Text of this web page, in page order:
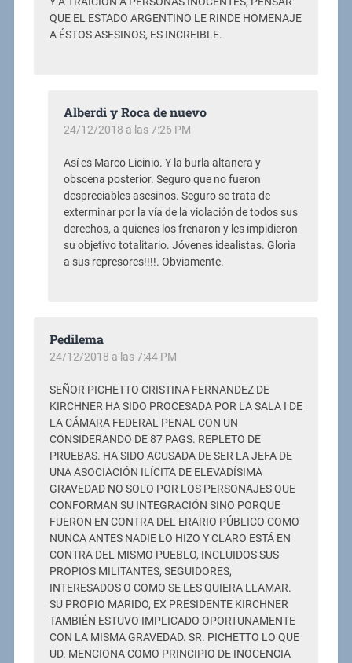
QUE EL ESTADO ARGENTINO LE RINDE HOMENAJE
A ÉSTOS ASESINOS, ES INCREIBLE.
Alberdi y Roca de nuevo
24/12/2018 a las 7:26 PM
Así es Marco Licinio. Y la burla altanera y
obscena posterior. Seguro que no fueron
despreciables asesinos. Seguro se trata de
exterminar por la vía de la violación de todos sus
derechos, a quienes los frenaron y les impidieron
su objetivo totalitario. Jóvenes idealistas. Gloria
a sus represores!!!!. Obviamente.
Pedilema
24/12/2018 a las 7:44 PM
SEÑOR PICHETTO CRISTINA FERNANDEZ DE
KIRCHNER HA SIDO PROCESADA POR LA SALA I DE
LA CÁMARA FEDERAL PENAL CON UN
CONSIDERANDO DE 87 PAGS. REPLETO DE
PRUEBAS. HA SIDO ACUSADA DE SER LA JEFA DE
UNA ASOCIACIÓN ILÍCITA DE ELEVADÍSIMA
GRAVEDAD NO SOLO POR LOS PERSONAJES QUE
CONFORMAN SU INTEGRACIÓN SINO PORQUE
FUERON EN CONTRA DEL ERARIO PÚBLICO COMO
NUNCA ANTES NADIE LO HIZO Y CLARO ESTÁ EN
CONTRA DEL MISMO PUEBLO, INCLUIDOS SUS
PROPIOS MILITANTES, SEGUIDORES,
INTERESADOS O COMO SE LES QUIERA LLAMAR.
SU PROPIO MARIDO, EX PRESIDENTE KIRCHNER
TAMBIÉN ESTUVO IMPLICADO OPORTUNAMENTE
CON LA MISMA GRAVEDAD. SR. PICHETTO LO QUE
UD. MENCIONA COMO PRINCIPIO DE INOCENCIA